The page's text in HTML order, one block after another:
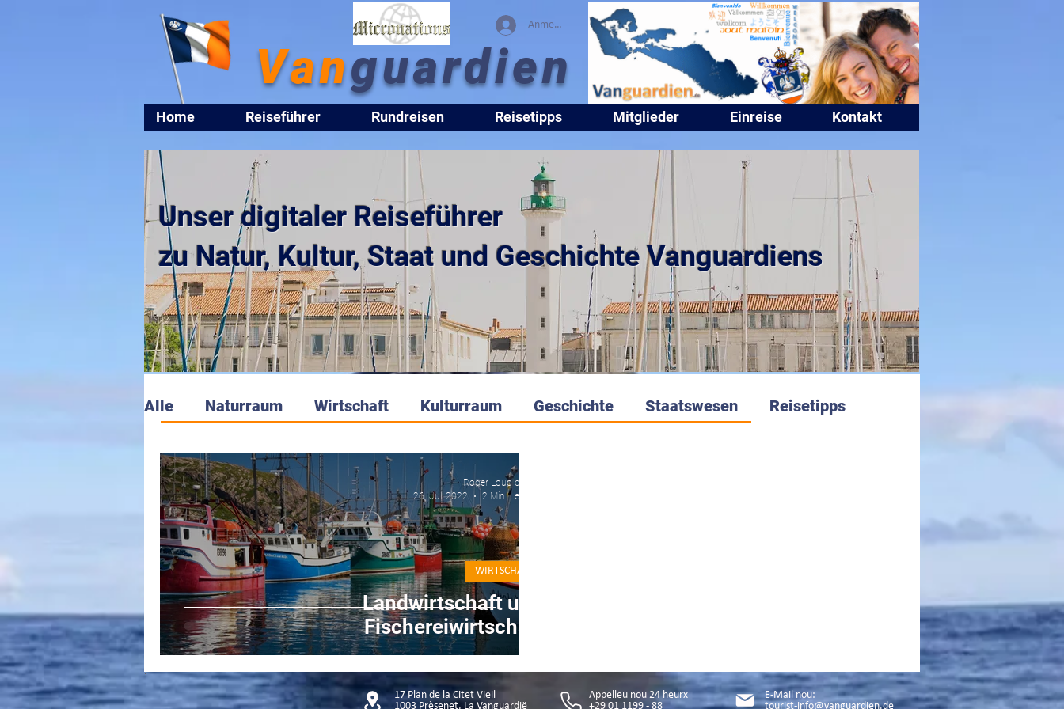
Anmelden
Vanguardien
Home Reiseführer Rundreisen Reisetipps Mitglieder Einreise Kontakt
Unser digitaler Reiseführer
zu Natur, Kultur, Staat und Geschichte Vanguardiens
Alle Naturraum Wirtschaft Kulturraum Geschichte Staatswesen Reisetipps
Landwirtschaft und
Fischereiwirtschaft
WIRTSCHAFT
Roger Loup de Mer
26. Juli 2022
2 Min. Lesezeit
17 Plan de la Citet Vieil
1003 Prèsenet, La Vanguardië
Appelleu nou 24 heurx
+29 01 1199 - 88
E-Mail nou:
tourist-info@vanguardien.de